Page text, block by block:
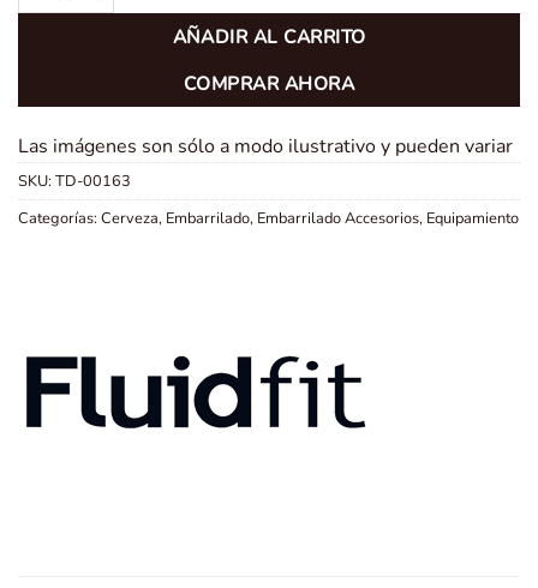
AÑADIR AL CARRITO
COMPRAR AHORA
Las imágenes son sólo a modo ilustrativo y pueden variar
SKU: TD-00163
Categorías: Cerveza, Embarrilado, Embarrilado Accesorios, Equipamiento